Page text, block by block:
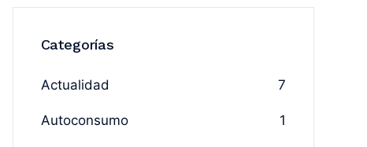
Categorías
Actualidad 7
Autoconsumo 1